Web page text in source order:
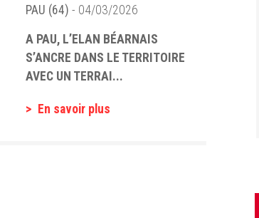
PAU (64) - 04/03/2026
A PAU, L’ELAN BÉARNAIS
S’ANCRE DANS LE TERRITOIRE
AVEC UN TERRAI...
En savoir plus